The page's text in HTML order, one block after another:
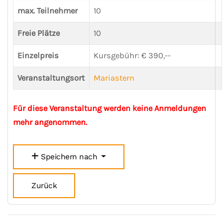
max. Teilnehmer 10
Freie Plätze 10
Einzelpreis Kursgebühr: € 390,--
Veranstaltungsort Mariastern
Für diese Veranstaltung werden keine Anmeldungen
mehr angenommen.
Speichern nach
Zurück